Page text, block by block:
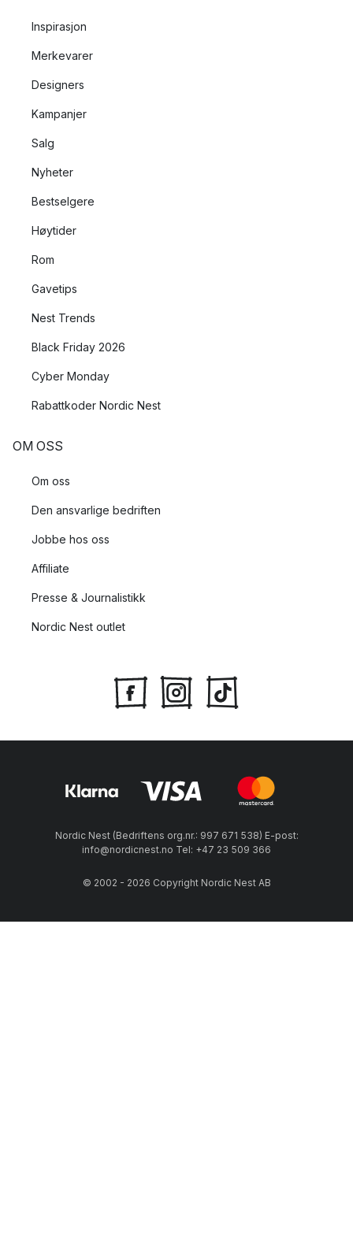
Inspirasjon
Merkevarer
Designers
Kampanjer
Salg
Nyheter
Bestselgere
Høytider
Rom
Gavetips
Nest Trends
Black Friday 2026
Cyber Monday
Rabattkoder Nordic Nest
OM OSS
Om oss
Den ansvarlige bedriften
Jobbe hos oss
Affiliate
Presse & Journalistikk
Nordic Nest outlet
Nordic Nest (Bedriftens org.nr.: 997 671 538) E-post:
info@nordicnest.no Tel: +47 23 509 366
© 2002 - 2026 Copyright Nordic Nest AB